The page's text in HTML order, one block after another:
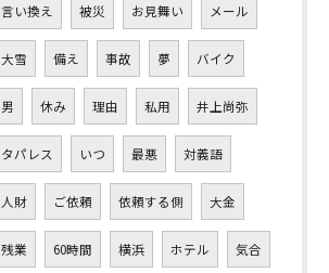
言い換え 被災 お見舞い メール
大雪 備え 事故 夢 バイク
男 休み 理由 私用 井上尚弥
タパレス いつ 最悪 対義語
人財 ご依頼 依頼する側 大金
残業 60時間 横浜 ホテル 気合